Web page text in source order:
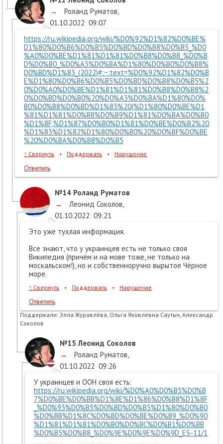
→
Роланд Руматов
01.10.2022 09:07
https://ru.wikipedia.org/wiki/%D0%92%D1%82%D0%BE%
D1%80%D0%B6%D0%B5%D0%BD%D0%B8%D0%B5_%D0
%A0%D0%BE%D1%81%D1%81%D0%B8%D0%B8_%D0%B
D%D0%B0_%D0%A3%D0%BA%D1%80%D0%B0%D0%B8%
D0%BD%D1%83_(2022)#:~:text=%D0%92%D1%82%D0%B
E%D1%80%D0%B6%D0%B5%D0%BD%D0%B8%D0%B5%2
0%D0%A0%D0%BE%D1%81%D1%81%D0%B8%D0%B8%2
0%D0%BD%D0%B0%20%D0%A3%D0%BA%D1%80%D0%
B0%D0%B8%D0%BD%D1%83%20(%D1%80%D0%BE%D1
%81%D1%81%D0%B8%D0%B9%D1%81%D0%BA%D0%B0
%D1%8F,%D1%87%D0%B0%D1%81%D0%BE%D0%B2%20
%D1%83%D1%82%D1%80%D0%B0%20%D0%BF%D0%BE
%20%D0%BA%D0%B8%D0%B5
↑ Свернуть • Поддержать • Нарушение
Ответить
№14 Роланд Руматов
→
Леонид Соколов
01.10.2022 09:21
Это уже тухлая информация.
Все знают, что у украинцев есть не только своя
Википедия (причём и на мове тоже, не только на
москальском!), но и собственноручно вырытое Чёрное
море.
↑ Свернуть • Поддержать • Нарушение
Ответить
Поддержали: Элла Журавлёва, Ольга Яковлевна Саутыч, Александр
Соколов
№15 Леонид Соколов
→
Роланд Руматов
01.10.2022 09:26
У украинцев и ООН своя есть:
https://ru.wikipedia.org/wiki/%D0%A0%D0%B5%D0%B
7%D0%BE%D0%BB%D1%8E%D1%86%D0%B8%D1%8F
_%D0%93%D0%B5%D0%BD%D0%B5%D1%80%D0%B0
%D0%BB%D1%8C%D0%BD%D0%BE%D0%B9_%D0%90
%D1%81%D1%81%D0%B0%D0%BC%D0%B1%D0%BB
%D0%B5%D0%B8_%D0%9E%D0%9E%D0%9D_ES-11/1